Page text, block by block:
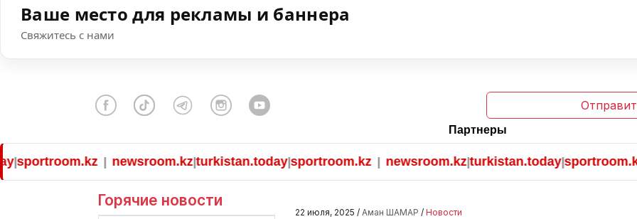
Ваше место для рекламы и баннера
Свяжитесь с нами
Партнеры
|newsroom.kz|turkistan.today|sportroom.kz|newsroom.kz|turkistan.today|sportroom.kz
Горячие новости
22 июля, 2025 / Аман ШАМАР / Новости